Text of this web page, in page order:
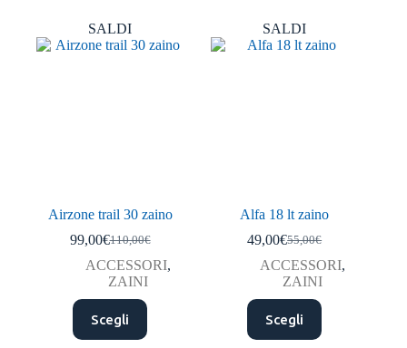
SALDI
Airzone trail 30 zaino
110,00€
Il
prezzo
originale
era:
110,00€.
99,00€Il
prezzo
attuale
è:
99,00€.
ACCESSORI,
ZAINI
Scegli
Questo
prodotto
ha
SALDI
Alfa 18 lt zaino
55,00€
Il
prezzo
originale
era:
55,00€.
49,00€Il
prezzo
attuale
è:
49,00€.
ACCESSORI,
ZAINI
Scegli
Questo
prodotto
ha